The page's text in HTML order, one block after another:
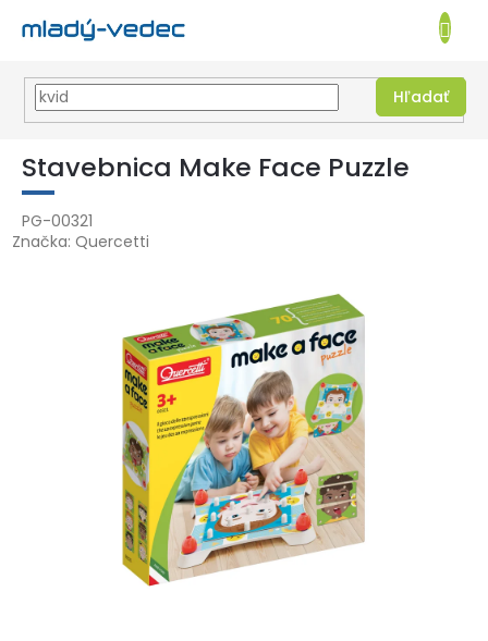
Prejsť
obsah
EUR
Hľadať
KOŠÍK
Stavebnica Make Face Puzzle
PG-00321
Značka: Quercetti